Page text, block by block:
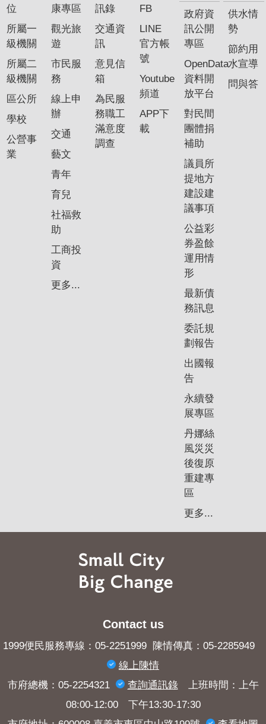
位
所屬一
級機關
所屬二
級機關
區公所
學校
公營事
業
康專區
觀光旅
遊
市民服
務
線上申
辦
交通
藝文
青年
育兒
社福救
助
工商投
資
更多...
訊錄
交通資
訊
意見信
箱
為民服
務職工
滿意度
調查
FB
LINE
官方帳
號
Youtube
頻道
APP下
載
政府資
訊公開
專區
OpenData
資料開
放平台
對民間
團體捐
補助
議員所
提地方
建設建
議事項
公益彩
券盈餘
運用情
形
最新債
務訊息
委託規
劃報告
出國報
告
永續發
展專區
丹娜絲
風災災
後復原
重建專
區
更多...
供水情
勢
節約用
水宣導
問與答
Contact us
1999便民服務專線：05-2251999 陳情傳真：05-2285949
線上陳情
市府總機：05-2254321
查詢​通訊錄上班時間：上午
08:00-12:00 下午13:30-17:30